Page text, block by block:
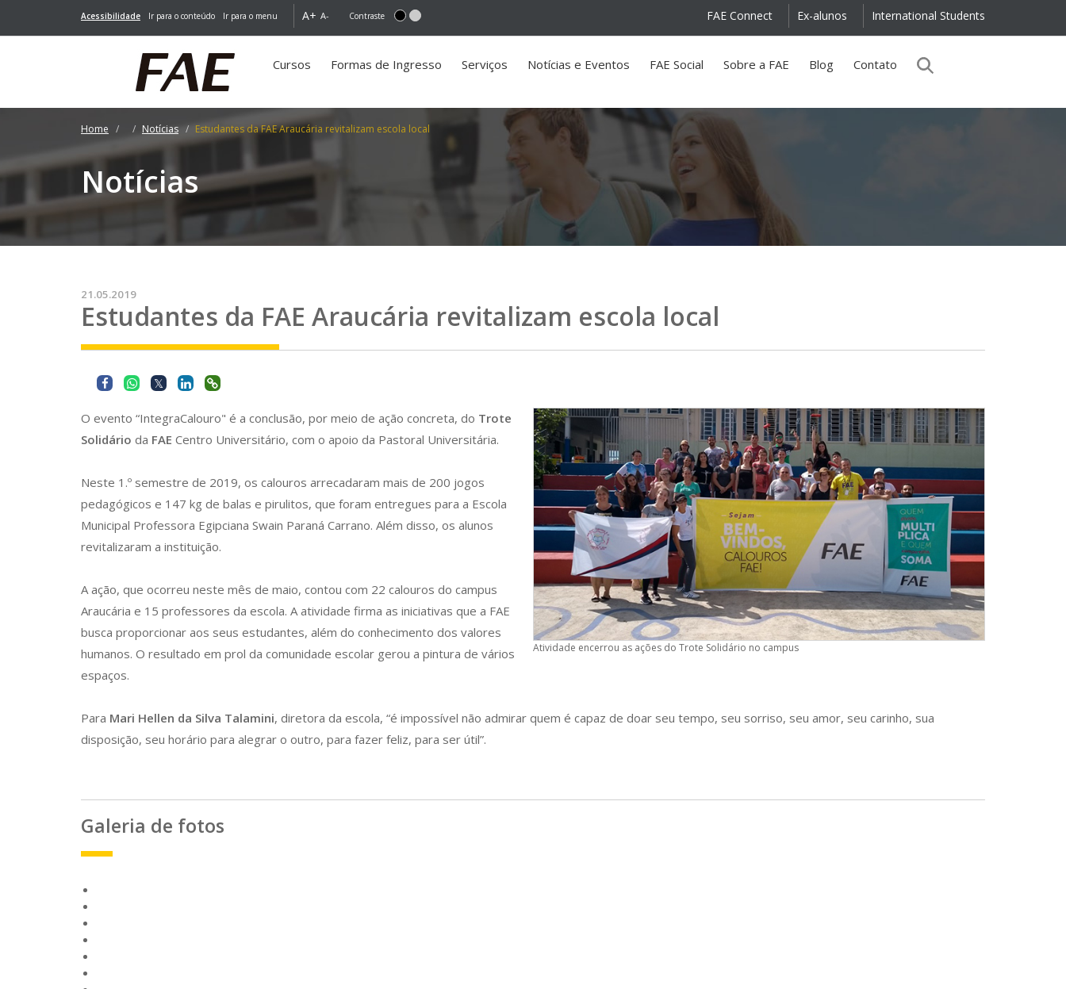
Acessibilidade Ir para o conteúdo Ir para o menu A+ A- Contraste International Students
Ex-alunos
FAE Connect
Cursos Formas de Ingresso Serviços Notícias e Eventos FAE Social Sobre a FAE Blog Contato
Home Notícias Estudantes da FAE Araucária revitalizam escola local
Notícias
21.05.2019
Estudantes da FAE Araucária revitalizam escola local
Atividade encerrou as ações do Trote Solidário no campus
O evento “IntegraCalouro" é a conclusão, por meio de ação concreta, do Trote
Solidário da FAE Centro Universitário, com o apoio da Pastoral Universitária.
Neste 1.º semestre de 2019, os calouros arrecadaram mais de 200 jogos
pedagógicos e 147 kg de balas e pirulitos, que foram entregues para a Escola
Municipal Professora Egipciana Swain Paraná Carrano. Além disso, os alunos
revitalizaram a instituição.
A ação, que ocorreu neste mês de maio, contou com 22 calouros do campus
Araucária e 15 professores da escola. A atividade firma as iniciativas que a FAE
busca proporcionar aos seus estudantes, além do conhecimento dos valores
humanos. O resultado em prol da comunidade escolar gerou a pintura de vários
espaços.
Para Mari Hellen da Silva Talamini, diretora da escola, “é impossível não admirar quem é capaz de doar seu tempo, seu sorriso, seu amor, seu carinho, sua
disposição, seu horário para alegrar o outro, para fazer feliz, para ser útil”.
Galeria de fotos